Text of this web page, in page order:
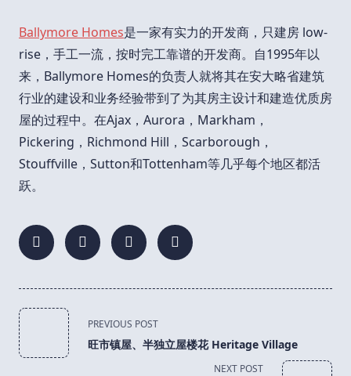
Ballymore Homes是一家有实力的开发商，只建房 low-
rise，手工一流，按时完工靠谱的开发商。自1995年以
来，Ballymore Homes的负责人就将其在安大略省建筑
行业的建设和业务经验带到了为其房主设计和建造优质房
屋的过程中。在Ajax，Aurora，Markham，
Pickering，Richmond Hill，Scarborough，
Stouffville，Sutton和Tottenham等几乎每个地区都活
跃。
<span
class="nav-
subtitle
PREVIOUS POST
旺市镇屋、半独立屋楼花 Heritage Village
NEXT POST